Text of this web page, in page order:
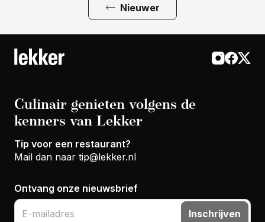
Nieuwer
Culinair genieten volgens de
kenners van Lekker
Tip voor een restaurant?
Mail dan naar tip@lekker.nl
Ontvang onze nieuwsbrief
Inschrijven